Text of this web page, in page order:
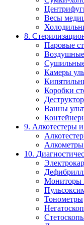
Весы
8.
Паровые
Воздушные
Камеры
Коробки
Ванны
9. Алкотестеры
10.
Мониторы
Тонометры